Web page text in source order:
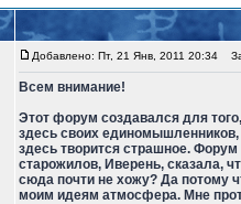
Добавлено: Пт, 21 Янв, 2011 20:34
Всем внимание!
Этот форум создавался для
здесь своих единомышленников,
здесь творится страшное.
старожилов, Иверень, сказала,
сюда почти не хожу? Да потому
моим идеям атмосфера. Мне